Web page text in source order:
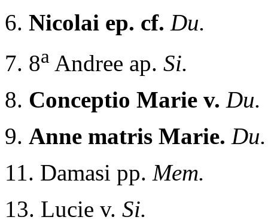
6. Nicolai ep. cf. Du.
7. 8a Andree ap. Si.
8. Conceptio Marie v. Du.
9. Anne matris Marie. Du.
11. Damasi pp. Mem.
13. Lucie v. Si.